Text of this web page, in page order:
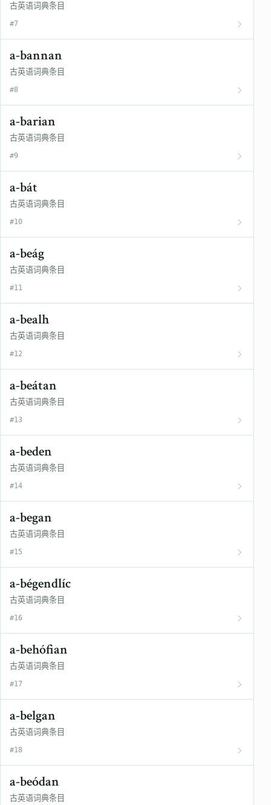
古英语词典条目
#7
a-bannan
古英语词典条目
#8
a-barian
古英语词典条目
#9
a-bát
古英语词典条目
#10
a-beág
古英语词典条目
#11
a-bealh
古英语词典条目
#12
a-beátan
古英语词典条目
#13
a-beden
古英语词典条目
#14
a-began
古英语词典条目
#15
a-bégendlíc
古英语词典条目
#16
a-behófian
古英语词典条目
#17
a-belgan
古英语词典条目
#18
a-beódan
古英语词典条目